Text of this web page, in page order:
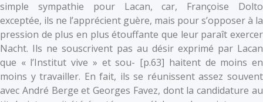
simple sympathie pour Lacan, car, Françoise Dolto
exceptée, ils ne l’apprécient guère, mais pour s’opposer à la
pression de plus en plus étouffante que leur paraît exercer
Nacht. Ils ne souscrivent pas au désir exprimé par Lacan
que « l’Institut vive » et sou- [p.63] haitent de moins en
moins y travailler. En fait, ils se réunissent assez souvent
avec André Berge et Georges Favez, dont la candidature au